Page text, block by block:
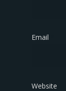
Email
Website